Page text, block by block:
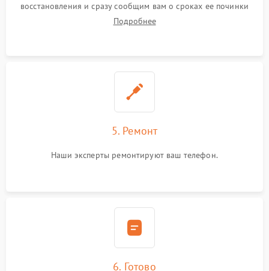
восстановления и сразу сообщим вам о сроках ее починки
Подробнее
5. Ремонт
Наши эксперты ремонтируют ваш телефон.
6. Готово